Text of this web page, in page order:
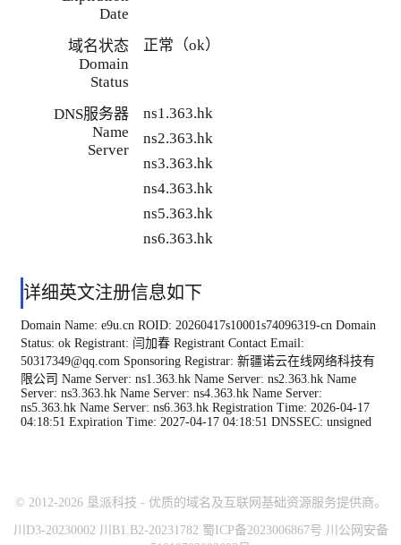
Date
域名状态
Domain
Status
正常（ok）
DNS服务器
Name
Server
ns1.363.hk
ns2.363.hk
ns3.363.hk
ns4.363.hk
ns5.363.hk
ns6.363.hk
详细英文注册信息如下
Domain Name: e9u.cn ROID: 20260417s10001s74096319-cn Domain
Status: ok Registrant: 闫加春 Registrant Contact Email:
50317349@qq.com Sponsoring Registrar: 新疆诺云在线网络科技有
限公司 Name Server: ns1.363.hk Name Server: ns2.363.hk Name
Server: ns3.363.hk Name Server: ns4.363.hk Name Server:
ns5.363.hk Name Server: ns6.363.hk Registration Time: 2026-04-17
04:18:51 Expiration Time: 2027-04-17 04:18:51 DNSSEC: unsigned
© 2012-2026 垦派科技 - 优质的域名及互联网基础资源服务提供商。
川D3-20230002 川B1.B2-20231782 蜀ICP备2023006867号 川公网安备